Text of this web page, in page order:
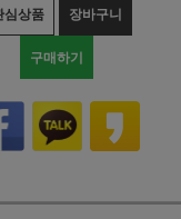
심상품 장바구니
구매하기